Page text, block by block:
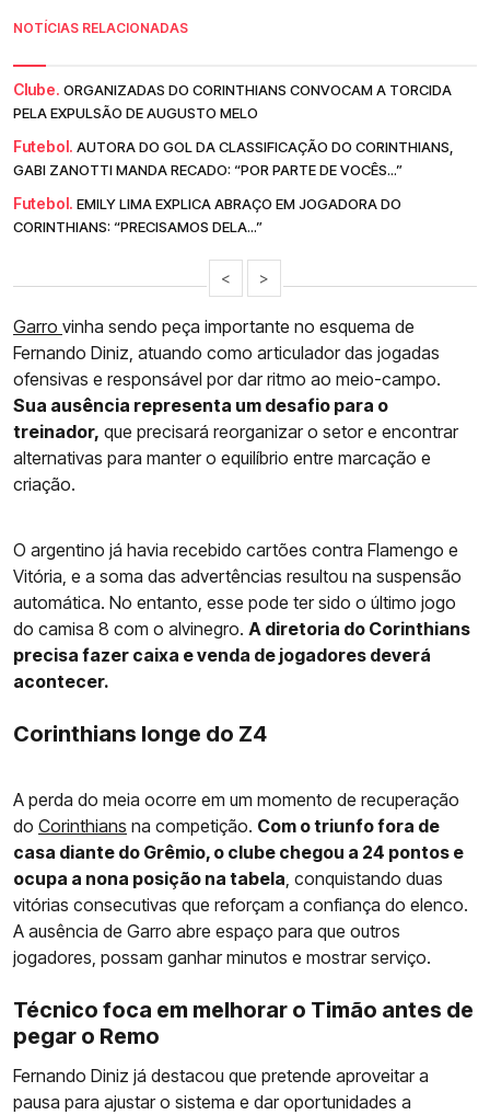
NOTÍCIAS RELACIONADAS
Clube. ORGANIZADAS DO CORINTHIANS CONVOCAM A TORCIDA
PELA EXPULSÃO DE AUGUSTO MELO
Futebol. AUTORA DO GOL DA CLASSIFICAÇÃO DO CORINTHIANS,
GABI ZANOTTI MANDA RECADO: “POR PARTE DE VOCÊS...”
Futebol. EMILY LIMA EXPLICA ABRAÇO EM JOGADORA DO
CORINTHIANS: “PRECISAMOS DELA...”
< >
Garro vinha sendo peça importante no esquema de
Fernando Diniz, atuando como articulador das jogadas
ofensivas e responsável por dar ritmo ao meio-campo.
Sua ausência representa um desafio para o
treinador, que precisará reorganizar o setor e encontrar
alternativas para manter o equilíbrio entre marcação e
criação.
O argentino já havia recebido cartões contra Flamengo e
Vitória, e a soma das advertências resultou na suspensão
automática. No entanto, esse pode ter sido o último jogo
do camisa 8 com o alvinegro. A diretoria do Corinthians
precisa fazer caixa e venda de jogadores deverá
acontecer.
Corinthians longe do Z4
A perda do meia ocorre em um momento de recuperação
do Corinthians na competição. Com o triunfo fora de
casa diante do Grêmio, o clube chegou a 24 pontos e
ocupa a nona posição na tabela , conquistando duas
vitórias consecutivas que reforçam a confiança do elenco.
A ausência de Garro abre espaço para que outros
jogadores, possam ganhar minutos e mostrar serviço.
Técnico foca em melhorar o Timão antes de
pegar o Remo
Fernando Diniz já destacou que pretende aproveitar a
pausa para ajustar o sistema e dar oportunidades a